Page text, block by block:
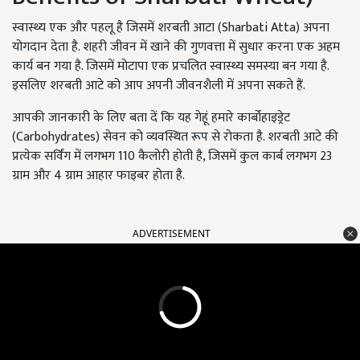
स्वास्थ्य एक और पहलू है जिसमें शरबती आटा (Sharbati Atta) अपना
योगदान देता है. शहरी जीवन में खाने की गुणवत्ता में सुधार करना एक अहम
कार्य बन गया है. जिसमें मोटापा एक प्रचलित स्वास्थ्य समस्या बन गया है.
इसलिए शरबती आटे को आप अपनी जीवनशैली में अपना सकते हैं.
आपकी जानकारी के लिए बता दें कि यह गेहूं हमारे कार्बोहाइड्रेट
(Carbohydrates) सेवन को व्यवस्थित रूप से रोकता है. शरबती आटे की
प्रत्येक सर्विंग में लगभग 110 कैलोरी होती है, जिसमें कुल कार्ब लगभग 23
ग्राम और 4 ग्राम आहार फाइबर होता है.
ADVERTISEMENT